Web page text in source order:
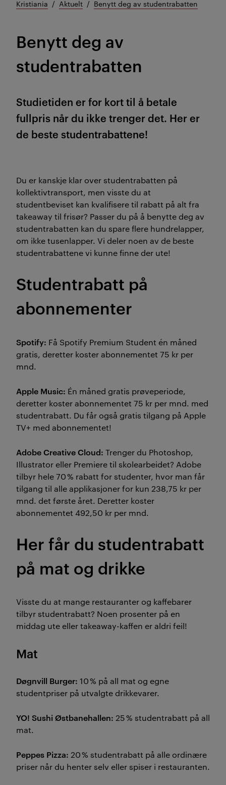
Kristiania Aktuelt Benytt deg av studentrabatten
Benytt deg av
studentrabatten
Studietiden er for kort til å betale
fullpris når du ikke trenger det. Her er
de beste studentrabattene!
Du er kanskje klar over studentrabatten på
kollektivtransport, men visste du at
studentbeviset kan kvalifisere til rabatt på alt fra
takeaway til frisør? Passer du på å benytte deg av
studentrabatten kan du spare flere hundrelapper,
om ikke tusenlapper. Vi deler noen av de beste
studentrabattene vi kunne finne der ute!
Studentrabatt på
abonnementer
Spotify: Få Spotify Premium Student én måned
gratis, deretter koster abonnementet 75 kr per
mnd.
Apple Music: Én måned gratis prøveperiode,
deretter koster abonnementet 75 kr per mnd. med
studentrabatt. Du får også gratis tilgang på Apple
TV+ med abonnementet!
Adobe Creative Cloud: Trenger du Photoshop,
Illustrator eller Premiere til skolearbeidet? Adobe
tilbyr hele 70 % rabatt for studenter, hvor man får
tilgang til alle applikasjoner for kun 238,75 kr per
mnd. det første året. Deretter koster
abonnementet 492,50 kr per mnd.
Her får du studentrabatt
på mat og drikke
Visste du at mange restauranter og kaffebarer
tilbyr studentrabatt? Noen prosenter på en
middag ute eller takeaway-kaffen er aldri feil!
Mat
Døgnvill Burger: 10 % på all mat og egne
studentpriser på utvalgte drikkevarer.
YO! Sushi Østbanehallen: 25 % studentrabatt på all
mat.
Peppes Pizza: 20 % studentrabatt på alle ordinære
priser når du henter selv eller spiser i restauranten.